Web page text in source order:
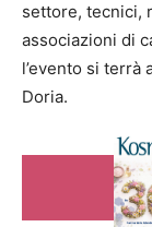
settore, tecnici,
associazioni di
l’evento si terrà
Doria.